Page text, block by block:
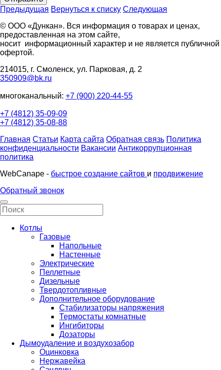
Предыдущая Вернуться к списку Следующая
© ООО «Дункан». Вся информация о товарах и ценах,
предоставленная на этом сайте,
носит информационный характер и не является публичной
офертой.
214015, г. Смоленск, ул. Парковая, д. 2
350909@bk.ru
многоканальный: +7 (900) 220-44-55
+7 (4812) 35-09-09
+7 (4812) 35-08-88
Главная Статьи Карта сайта Обратная связь Политика
конфиденциальности Вакансии Антикоррупционная
политика
WebCanape - быстрое создание сайтов и продвижение
Обратный звонок
Котлы
Газовые
Напольные
Настенные
Электрические
Пеллетные
Дизельные
Твердотопливные
Дополнительное оборудование
Стабилизаторы напряжения
Термостаты комнатные
Ингибиторы
Дозаторы
Дымоудаление и воздухозабор
Оцинковка
Нержавейка